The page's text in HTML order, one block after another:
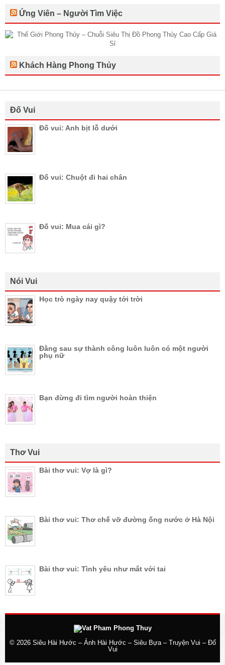
Ứng Viên – Người Tìm Việc
Khách Hàng Phong Thủy
Đố Vui
Đố vui: Anh bịt lỗ dưới
Đố vui: Chuột đi hai chân
Đố vui: Mua cái gì?
Nói Vui
Học trò ngày nay quậy tới trời
Đằng sau sự thành công luôn luôn có một người
phụ nữ
Bạn đừng đi tìm người hoàn thiện
Thơ Vui
Bài thơ vui: Vợ là gì?
Bài thơ vui: Thơ chế vỡ đường ống nước ở Hà Nội
Bài thơ vui: Tình yêu như mắt với tai
© 2026 Siêu Hài Hước – Ảnh Hài Hước – Siêu Bựa – Truyện Vui – Đố
Vui